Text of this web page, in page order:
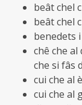
beât chel
beât chel
benedets
chê che
che si fâs
cui che al
cui che al